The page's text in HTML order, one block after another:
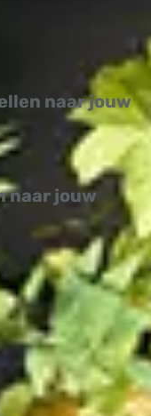
naar jouw
naar jouw